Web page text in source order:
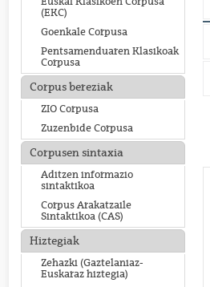
(EKC)
Goenkale Corpusa
Pentsamenduaren Klasikoak
Corpusa
Corpus bereziak
ZIO Corpusa
Zuzenbide Corpusa
Corpusen sintaxia
Aditzen informazio
sintaktikoa
Corpus Arakatzaile
Sintaktikoa (CAS)
Hiztegiak
Zehazki (Gaztelaniaz-
Euskaraz hiztegia)